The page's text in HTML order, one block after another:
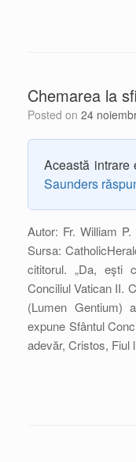
Chemarea la
Posted on 24
Această
Saunders
Autor: Fr. William
Sursa:
cititorul. „Da, eşti
Conciliul Vatican II.
(Lumen Gentium)
expune Sfântul
adevăr, Cristos,